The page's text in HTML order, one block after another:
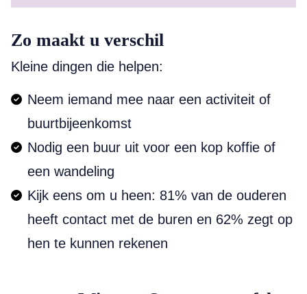
Zo maakt u verschil
Kleine dingen die helpen:
Neem iemand mee naar een activiteit of
buurtbijeenkomst
Nodig een buur uit voor een kop koffie of
een wandeling
Kijk eens om u heen: 81% van de ouderen
heeft contact met de buren en 62% zegt op
hen te kunnen rekenen